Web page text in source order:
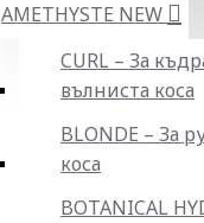
AMETHYSTE NEW
CURL – За
вълниста коса
BLONDE – За
коса
BOTANICAL